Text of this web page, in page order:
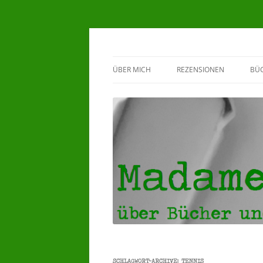
ÜBER MICH REZENSIONEN
♥HERZENSBÜCHER ♥
4 STERNE REZENSIONEN
3 STERNE REZENSIONEN
SCHLAGWORT-ARCHIVE: TENNIS